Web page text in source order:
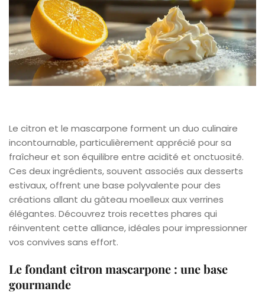
Le citron et le mascarpone forment un duo culinaire
incontournable, particulièrement apprécié pour sa
fraîcheur et son équilibre entre acidité et onctuosité.
Ces deux ingrédients, souvent associés aux desserts
estivaux, offrent une base polyvalente pour des
créations allant du gâteau moelleux aux verrines
élégantes. Découvrez trois recettes phares qui
réinventent cette alliance, idéales pour impressionner
vos convives sans effort.
Le fondant citron mascarpone : une base
gourmande